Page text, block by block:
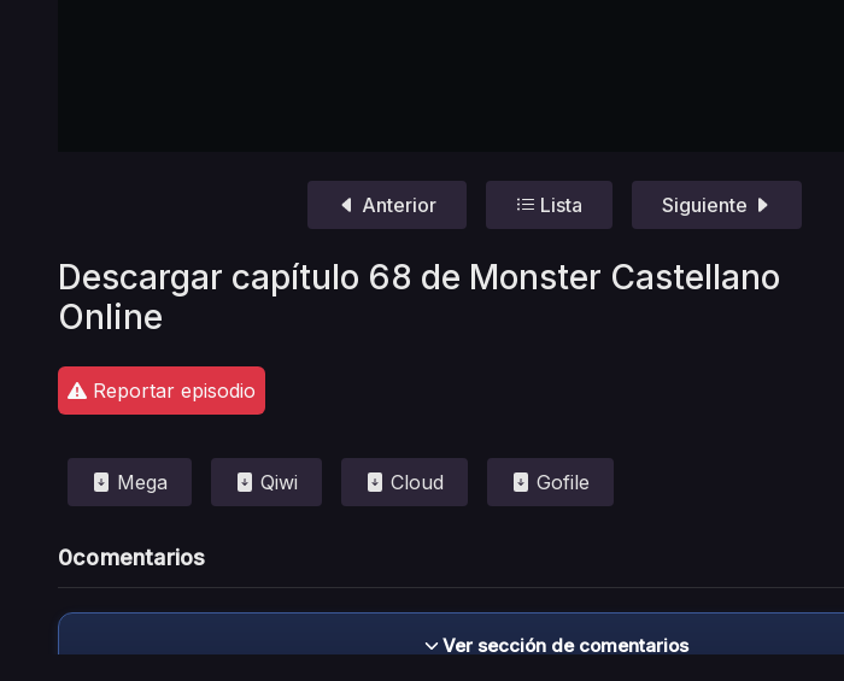
Anterior Lista Siguiente
Descargar capítulo 68 de Monster Castellano
Online
Reportar episodio
Mega Qiwi Cloud Gofile
0comentarios
Ver sección de comentarios